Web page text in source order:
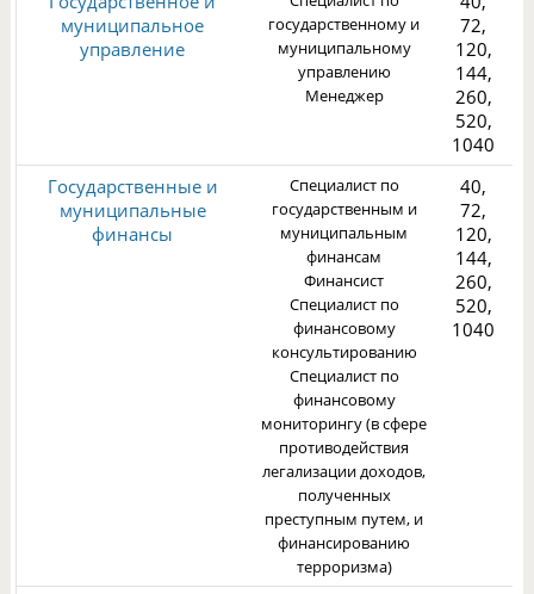
муниципальное
управление
государственному и
муниципальному
управлению
Менеджер
72,
120,
144,
260,
520,
1040
Государственные и
муниципальные
финансы
Специалист по
государственным и
муниципальным
финансам
Финансист
Специалист по
финансовому
консультированию
Специалист по
финансовому
мониторингу (в сфере
противодействия
легализации доходов,
полученных
преступным путем, и
финансированию
терроризма)
40,
72,
120,
144,
260,
520,
1040